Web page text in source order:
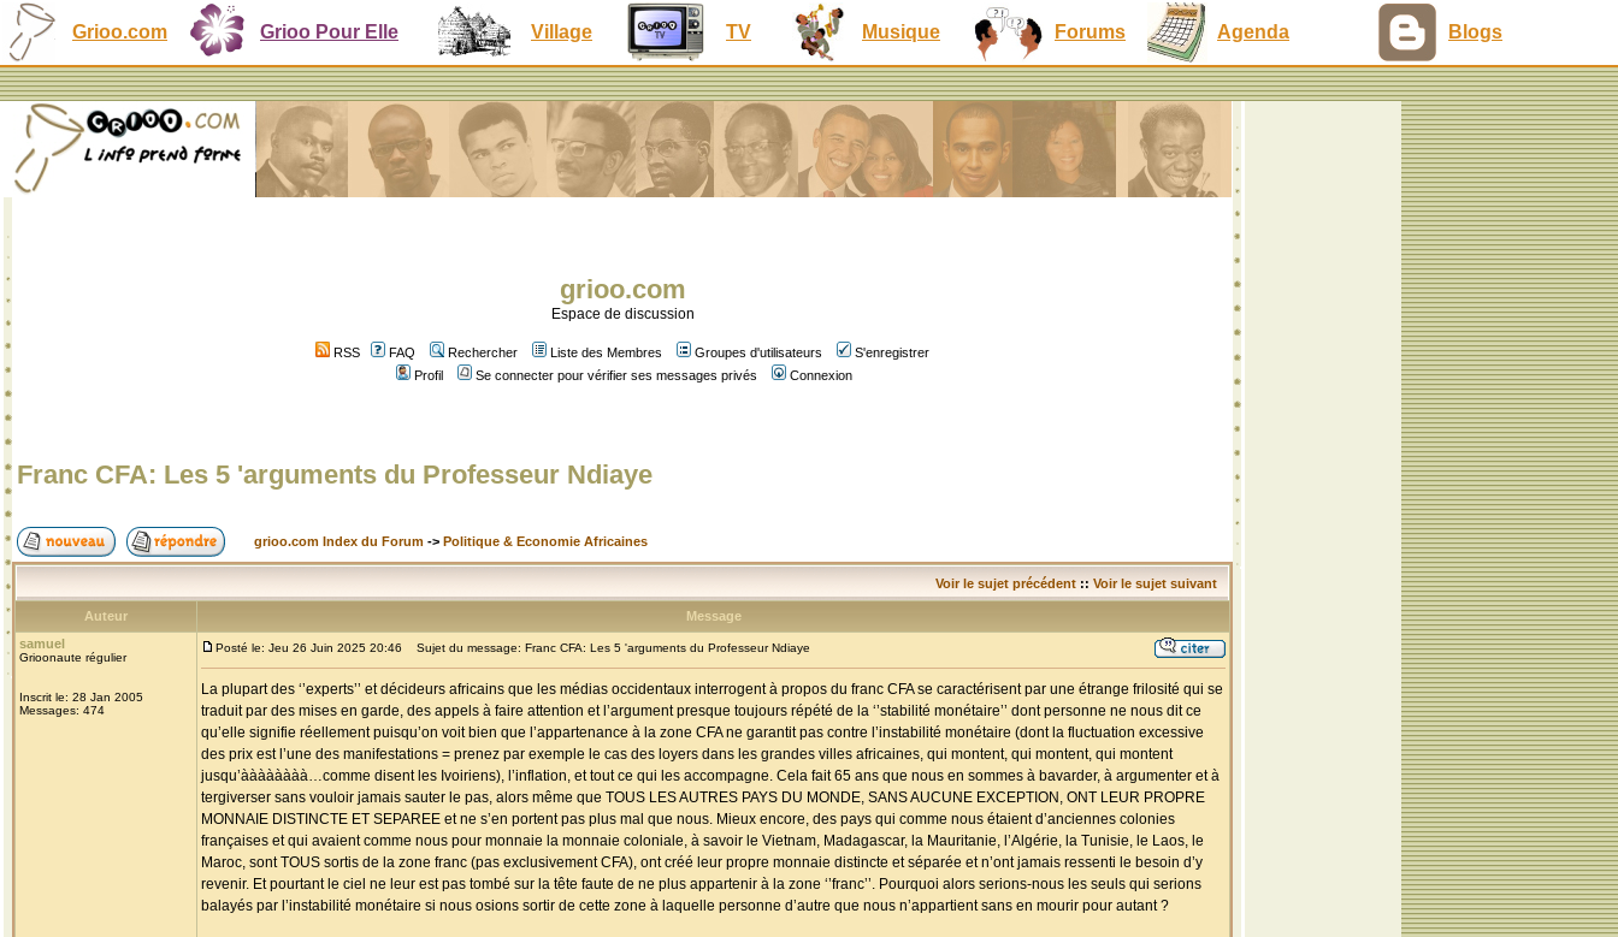
Grioo.com Grioo Pour Elle Village TV Musique Forums Agenda Blogs
grioo.com
Espace de discussion
RSS FAQ Rechercher Liste des Membres Groupes d'utilisateurs
S'enregistrer
Profil
Se connecter pour vérifier ses messages privés Connexion
Franc CFA: Les 5 'arguments du Professeur Ndiaye
grioo.com Index du Forum -> Politique & Economie Africaines
Voir le sujet précédent :: Voir le sujet suivant
Auteur
Message
samuel
Grioonaute régulier
Inscrit le: 28 Jan 2005
Messages: 474
Posté le: Jeu 26 Juin 2025 20:46 Sujet du message: Franc CFA: Les 5 'arguments du Professeur Ndiaye
La plupart des ‘’experts’’ et décideurs africains que les médias occidentaux interrogent à propos du franc CFA se caractérisent par une étrange frilosité qui se
traduit par des mises en garde, des appels à faire attention et l’argument presque toujours répété de la ‘’stabilité monétaire’’ dont personne ne nous dit ce
qu’elle signifie réellement puisqu’on voit bien que l’appartenance à la zone CFA ne garantit pas contre l’instabilité monétaire (dont la fluctuation excessive
des prix est l’une des manifestations = prenez par exemple le cas des loyers dans les grandes villes africaines, qui montent, qui montent, qui montent
jusqu’àààààààà…comme disent les Ivoiriens), l’inflation, et tout ce qui les accompagne. Cela fait 65 ans que nous en sommes à bavarder, à argumenter et à
tergiverser sans vouloir jamais sauter le pas, alors même que TOUS LES AUTRES PAYS DU MONDE, SANS AUCUNE EXCEPTION, ONT LEUR PROPRE
MONNAIE DISTINCTE ET SEPAREE et ne s’en portent pas plus mal que nous. Mieux encore, des pays qui comme nous étaient d’anciennes colonies
françaises et qui avaient comme nous pour monnaie la monnaie coloniale, à savoir le Vietnam, Madagascar, la Mauritanie, l’Algérie, la Tunisie, le Laos, le
Maroc, sont TOUS sortis de la zone franc (pas exclusivement CFA), ont créé leur propre monnaie distincte et séparée et n’ont jamais ressenti le besoin d’y
revenir. Et pourtant le ciel ne leur est pas tombé sur la tête faute de ne plus appartenir à la zone ‘’franc’’. Pourquoi alors serions-nous les seuls qui serions
balayés par l’instabilité monétaire si nous osions sortir de cette zone à laquelle personne d’autre que nous n’appartient sans en mourir pour autant ?